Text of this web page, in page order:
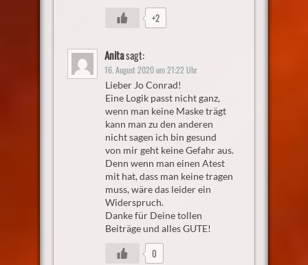
+2
Anitasagt:
16. August 2020 um 21:22 Uhr
Lieber Jo Conrad!
Eine Logik passt nicht ganz,
wenn man keine Maske trägt
kann man zu den anderen
nicht sagen ich bin gesund
von mir geht keine Gefahr aus.
Denn wenn man einen Atest
mit hat, dass man keine tragen
muss, wäre das leider ein
Widerspruch.
Danke für Deine tollen
Beiträge und alles GUTE!
0